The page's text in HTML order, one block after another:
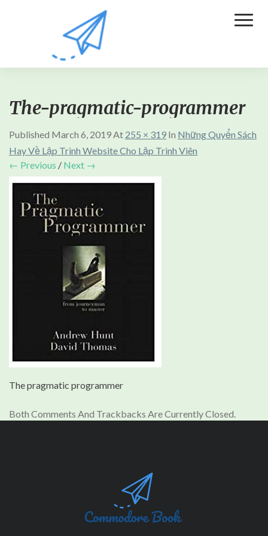
The-pragmatic-programmer
Published March 6, 2019At 255 × 319 In Những Quyển Sách
Hay Về Lập Trình Website Cho Lập Trình Viên
← Previous / Next →
The pragmatic programmer
Both Comments And Trackbacks Are Currently Closed.